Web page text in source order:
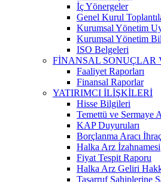
İç Yönergeler
Genel Kurul
Kurumsal Yönetim
Kurumsal Yönetim
ISO Belgeleri
FİNANSAL SONUÇLAR
Faaliyet Raporları
Finansal Raporlar
YATIRIMCI İLİŞKİLERİ
Hisse Bilgileri
Temettü ve Sermaye
KAP Duyuruları
Borçlanma Aracı
Halka Arz İzahnamesi
Fiyat Tespit Raporu
Halka Arz Geliri
Tasarruf Sahiplerine